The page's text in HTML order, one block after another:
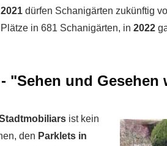
dürfen Schanigärten zukünftig
in 681 Schanigärten, in 2022
"Sehen und Gesehen
ist kein
den Parklets in